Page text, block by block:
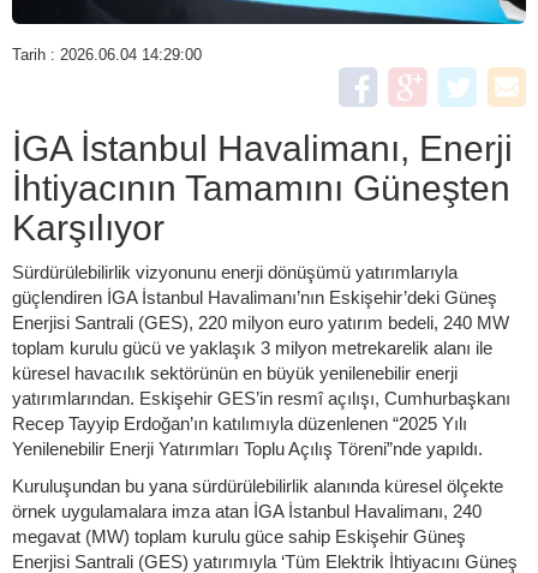
Tarih : 2026.06.04 14:29:00
İGA İstanbul Havalimanı, Enerji
İhtiyacının Tamamını Güneşten
Karşılıyor
Sürdürülebilirlik vizyonunu enerji dönüşümü yatırımlarıyla
güçlendiren İGA İstanbul Havalimanı’nın Eskişehir’deki Güneş
Enerjisi Santrali (GES), 220 milyon euro yatırım bedeli, 240 MW
toplam kurulu gücü ve yaklaşık 3 milyon metrekarelik alanı ile
küresel havacılık sektörünün en büyük yenilenebilir enerji
yatırımlarından. Eskişehir GES’in resmî açılışı, Cumhurbaşkanı
Recep Tayyip Erdoğan’ın katılımıyla düzenlenen “2025 Yılı
Yenilenebilir Enerji Yatırımları Toplu Açılış Töreni”nde yapıldı.
Kuruluşundan bu yana sürdürülebilirlik alanında küresel ölçekte
örnek uygulamalara imza atan İGA İstanbul Havalimanı, 240
megavat (MW) toplam kurulu güce sahip Eskişehir Güneş
Enerjisi Santrali (GES) yatırımıyla ‘Tüm Elektrik İhtiyacını Güneş